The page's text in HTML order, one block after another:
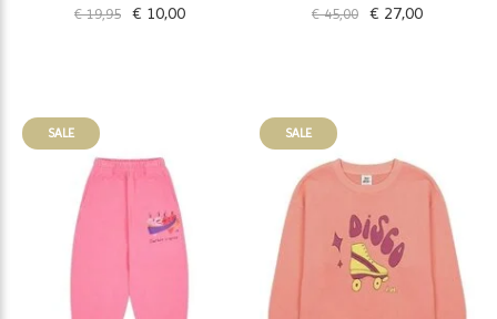
€ 19,95 € 10,00 € 45,00 € 27,00
SALE SALE